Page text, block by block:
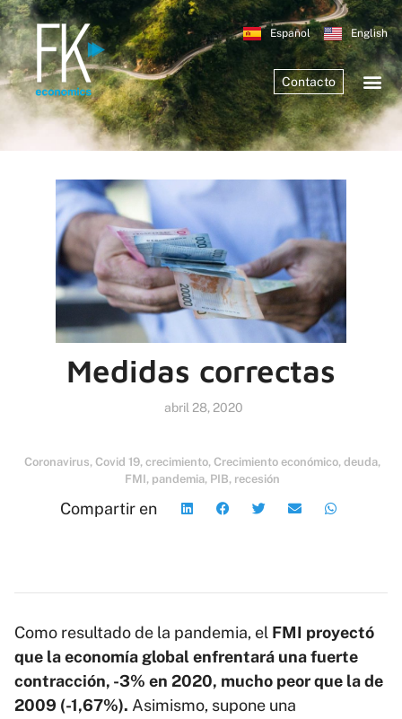
Español English
Contacto
Medidas correctas
abril 28, 2020
Coronavirus, Covid 19, crecimiento, Crecimiento económico, deuda,
FMI, pandemia, PIB, recesión
Compartir en
Como resultado de la pandemia, el FMI proyectó
que la economía global enfrentará una fuerte
contracción, -3% en 2020, mucho peor que la de
2009 (-1,67%). Asimismo, supone una